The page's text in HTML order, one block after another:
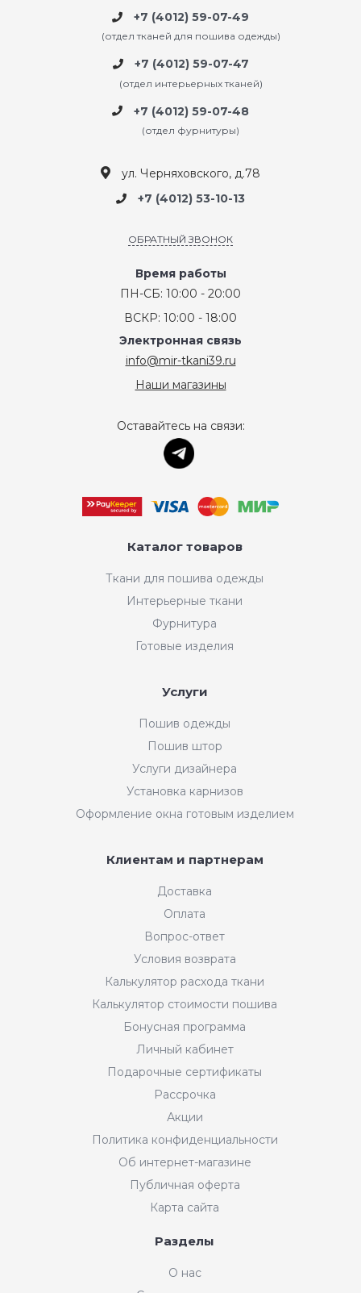
+7 (4012) 59-07-49
(отдел тканей для пошива одежды)
+7 (4012) 59-07-47
(отдел интерьерных тканей)
+7 (4012) 59-07-48
(отдел фурнитуры)
ул. Черняховского, д.78
+7 (4012) 53-10-13
ОБРАТНЫЙ ЗВОНОК
Время работы
ПН-СБ: 10:00 - 20:00
ВСКР: 10:00 - 18:00
Электронная связь
info@mir-tkani39.ru
Наши магазины
Оставайтесь на связи:
Каталог товаров
Ткани для пошива одежды
Интерьерные ткани
Фурнитура
Готовые изделия
Услуги
Пошив одежды
Пошив штор
Услуги дизайнера
Установка карнизов
Оформление окна готовым изделием
Клиентам и партнерам
Доставка
Оплата
Вопрос-ответ
Условия возврата
Калькулятор расхода ткани
Калькулятор стоимости пошива
Бонусная программа
Личный кабинет
Подарочные сертификаты
Рассрочка
Акции
Политика конфиденциальности
Об интернет-магазине
Публичная оферта
Карта сайта
Разделы
О нас